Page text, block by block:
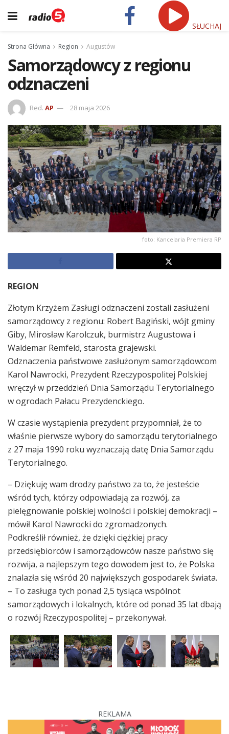
SŁUCHAJ
Strona Główna Region Augustów
Samorządowcy z regionu
odznaczeni
Red. AP 28 maja 2026
foto: Kancelaria Premiera RP
REGION
Złotym Krzyżem Zasługi odznaczeni zostali zasłużeni
samorządowcy z regionu: Robert Bagiński, wójt gminy
Giby, Mirosław Karolczuk, burmistrz Augustowa i
Waldemar Remfeld, starosta grajewski.
Odznaczenia państwowe zasłużonym samorządowcom
Karol Nawrocki, Prezydent Rzeczypospolitej Polskiej
wręczył w przeddzień Dnia Samorządu Terytorialnego
w ogrodach Pałacu Prezydenckiego.
W czasie wystąpienia prezydent przypomniał, że to
właśnie pierwsze wybory do samorządu terytorialnego
z 27 maja 1990 roku wyznaczają datę Dnia Samorządu
Terytorialnego.
– Dziękuję wam drodzy państwo za to, że jesteście
wśród tych, którzy odpowiadają za rozwój, za
pielęgnowanie polskiej wolności i polskiej demokracji –
mówił Karol Nawrocki do zgromadzonych.
Podkreślił również, że dzięki ciężkiej pracy
przedsiębiorców i samorządowców nasze państwo się
rozwija, a najlepszym tego dowodem jest to, że Polska
znalazła się wśród 20 największych gospodarek świata.
– To zasługa tych ponad 2,5 tysiąca wspólnot
samorządowych i lokalnych, które od ponad 35 lat dbają
o rozwój Rzeczypospolitej – przekonywał.
REKLAMA